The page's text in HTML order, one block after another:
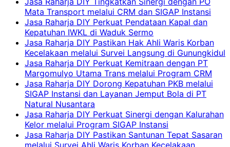
Mata Transport melalui CRM dan SIGAP Instansi
Jasa Raharja DIY Perkuat Pendataan Kapal dan
Kepatuhan IWKL di Waduk Sermo
Jasa Raharja DIY Pastikan Hak Ahli Waris Korban
Kecelakaan melalui Survei Langsung di Gunungkidul
Jasa Raharja DIY Perkuat Kemitraan dengan PT
Margomulyo Utama Trans melalui Program CRM
Jasa Raharja DIY Dorong Kepatuhan PKB melalui
SIGAP Instansi dan Layanan Jemput Bola di PT
Natural Nusantara
Jasa Raharja DIY Perkuat Sinergi dengan Kalurahan
Kelor melalui Program SIGAP Instansi
Jasa Raharja DIY Pastikan Santunan Tepat Sasaran